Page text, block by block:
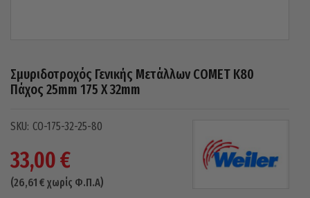
Σμυριδοτροχός Γενικής Μετάλλων COMET Κ80
Πάχος 25mm 175 X 32mm
CO-175-32-25-80
33,00€
(26,61 € χωρίς Φ.Π.Α)